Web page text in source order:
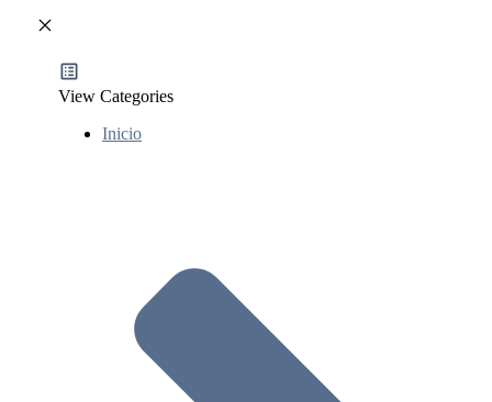
View Categories
Inicio